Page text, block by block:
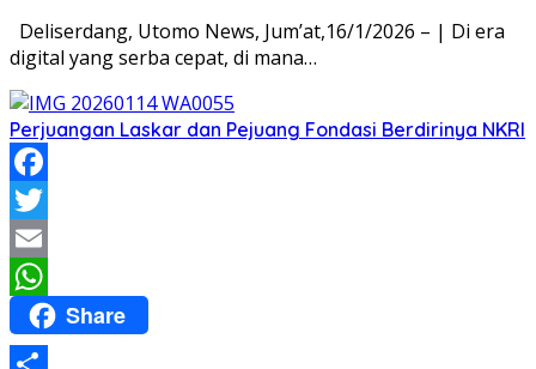
Share
Deliserdang, Utomo News, Jum’at,16/1/2026 – | Di era
digital yang serba cepat, di mana…
Perjuangan Laskar dan Pejuang Fondasi Berdirinya NKRI
Facebook
Twitter
Email
WhatsApp
Share